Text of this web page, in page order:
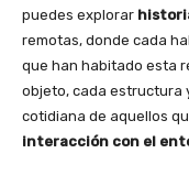
puedes explorar
remotas, donde cada
que han habitado esta
objeto, cada estructura
cotidiana de aquellos
interacción con el